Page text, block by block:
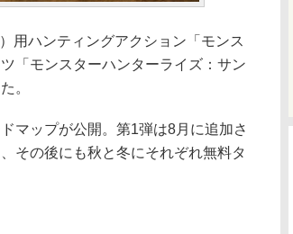
用ハンティングアクション「モンス
「モンスターハンターライズ：サン
。
マップが公開。第1弾は8月に追加さ
その後にも秋と冬にそれぞれ無料タ